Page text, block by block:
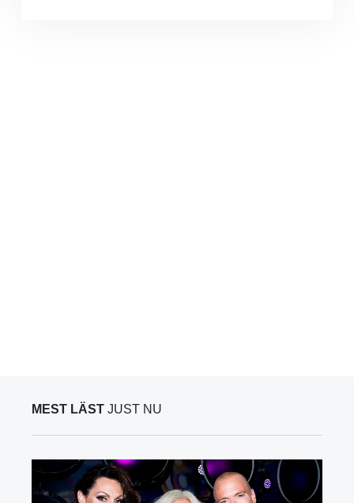
MEST LÄST JUST NU